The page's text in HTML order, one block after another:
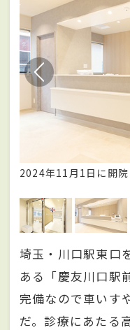
2024年11月1日に開院
埼玉・川口駅東口
ある「慶友川口駅
完備なので車いす
だ。診療にあたる